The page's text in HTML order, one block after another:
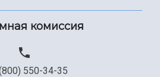
комиссия
550-34-35